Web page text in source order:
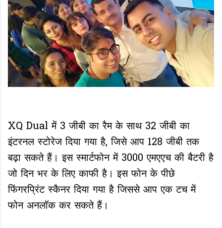
XQ Dual में 3 जीबी का रैम के साथ 32 जीबी का
इंटरनल स्टोरेज दिया गया है, जिसे आप 128 जीबी तक
बढ़ा सकते हैं। इस स्मार्टफोन में 3000 एमएएच की बैटरी है
जो दिन भर के लिए काफी है। इस फोन के पीछे
फिंगरप्रिंट स्कैनर दिया गया है जिससे आप एक टच में
फोन अनलॉक कर सकते हैं।